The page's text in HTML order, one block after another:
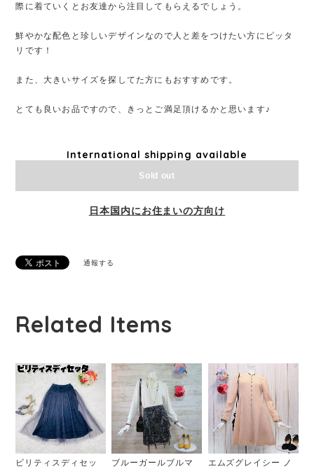
際に着ていくとお友達から注目してもらえるでしょう。
鮮やかな配色と珍しいデザインなので人と差をつけたい方にピッタ
リです！
また、大きいサイズを探してた方にもおすすめです。
とても良いお品ですので、きっとご満足頂けるかと思います♪
International shipping available
Sold out
日本国内にお住まいの方向け
通報する
Related Items
ビリティスディセッ
ブルーガールブルマ
エムズグレイシー ノ